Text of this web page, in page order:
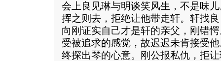
会上良见琳与明谈笑风生，不是味
挥之则去，拒绝让他带走轩。轩找
向刚证实自己才是轩的亲父，刚错
受被追求的感觉，故迟迟未肯接受
终探出琴的心意。刚公报私仇，拒